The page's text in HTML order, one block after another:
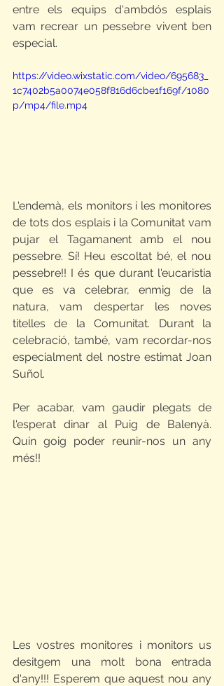
entre els equips d'ambdós esplais
vam recrear un pessebre vivent ben
especial.
https://video.wixstatic.com/video/695683_
1c7402b5a0074e058f816d6cbe1f169f/1080
p/mp4/file.mp4
L'endemà, els monitors i les monitores
de tots dos esplais i la Comunitat vam
pujar el Tagamanent amb el nou
pessebre. Sí! Heu escoltat bé, el nou
pessebre!! I és que durant l'eucaristia
que es va celebrar, enmig de la
natura, vam despertar les noves
titelles de la Comunitat. Durant la
celebració, també, vam recordar-nos
especialment del nostre estimat Joan
Suñol.
Per acabar, vam gaudir plegats de
l'esperat dinar al Puig de Balenyà.
Quin goig poder reunir-nos un any
més!!
Les vostres monitores i monitors us
desitgem una molt bona entrada
d'any!!! Esperem que aquest nou any